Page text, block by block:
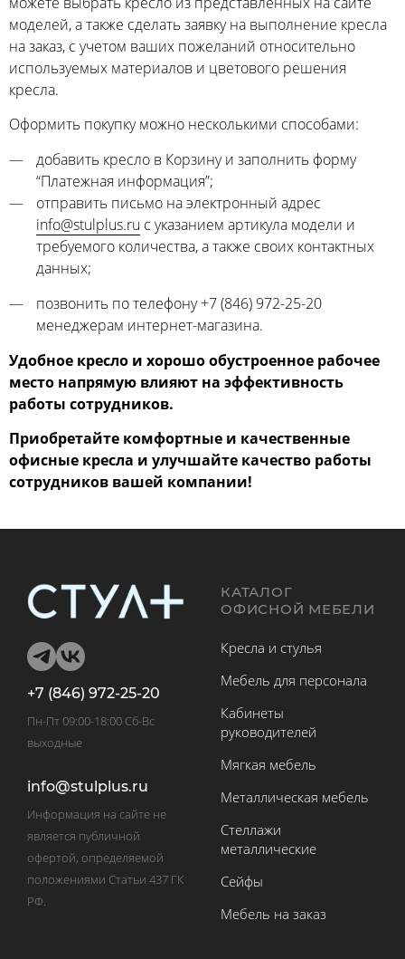
моделей, а также сделать заявку на выполнение кресла
на заказ, с учетом ваших пожеланий относительно
используемых материалов и цветового решения
кресла.
Оформить покупку можно несколькими способами:
добавить кресло в Корзину и заполнить форму
“Платежная информация”;
отправить письмо на электронный адрес
info@stulplus.ru с указанием артикула модели и
требуемого количества, а также своих контактных
данных;
позвонить по телефону +7 (846) 972-25-20
менеджерам интернет-магазина.
Удобное кресло и хорошо обустроенное рабочее
место напрямую влияют на эффективность
работы сотрудников.
Приобретайте комфортные и качественные
офисные кресла и улучшайте качество работы
сотрудников вашей компании!
+7 (846) 972-25-20
Пн-Пт 09:00-18:00 Сб-Вс
выходные
info@stulplus.ru
Информация на сайте не
является публичной
офертой, определяемой
положениями Статьи 437 ГК
РФ.
КАТАЛОГ
ОФИСНОЙ МЕБЕЛИ
Кресла и стулья
Мебель для персонала
Кабинеты
руководителей
Мягкая мебель
Металлическая мебель
Стеллажи
металлические
Сейфы
Мебель на заказ